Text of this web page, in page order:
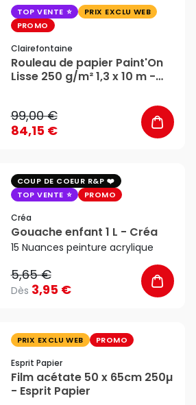
TOP VENTE
PRIX EXCLU WEB
PROMO
Clairefontaine
Rouleau de papier Paint'On
Lisse 250 g/m² 1,3 x 10 m -
99,00 €
84,15 €
COUP DE COEUR R&P
TOP VENTE
PROMO
Créa
Gouache enfant 1 L - Créa
15 Nuances peinture acrylique
5,65 €
Dès 3,95 €
PRIX EXCLU WEB PROMO
Esprit Papier
Film acétate 50 x 65cm 250µ
- Esprit Papier